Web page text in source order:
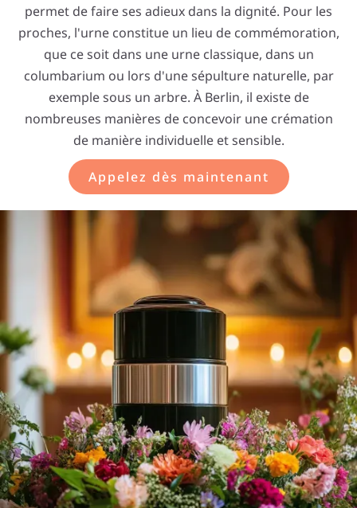
permet de faire ses adieux dans la dignité. Pour les
proches, l'urne constitue un lieu de commémoration,
que ce soit dans une urne classique, dans un
columbarium ou lors d'une sépulture naturelle, par
exemple sous un arbre. À Berlin, il existe de
nombreuses manières de concevoir une crémation
de manière individuelle et sensible.
Appelez dès maintenant